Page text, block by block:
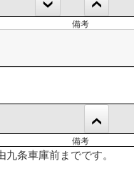
備考
備考
条車庫前までです。